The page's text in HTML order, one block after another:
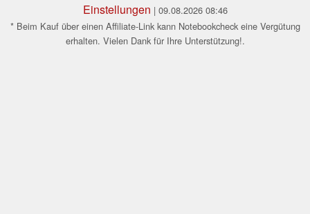
Einstellungen | 09.08.2026 08:46
* Beim Kauf über einen Affiliate-Link kann Notebookcheck eine Vergütung
erhalten. Vielen Dank für Ihre Unterstützung!.